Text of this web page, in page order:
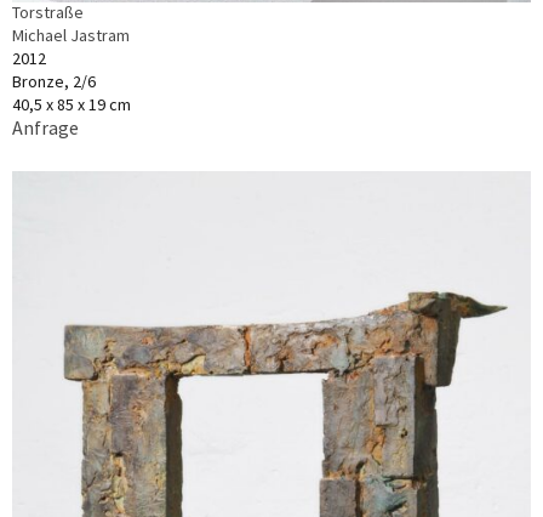
Torstraße
Michael Jastram
2012
Bronze, 2/6
40,5 x 85 x 19 cm
Anfrage